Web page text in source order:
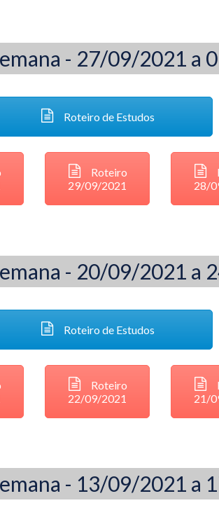
- 27/09/2021 a
Roteiro de Estudos
Roteiro
29/09/2021
28/
- 20/09/2021 a
Roteiro de Estudos
Roteiro
22/09/2021
21/
- 13/09/2021 a